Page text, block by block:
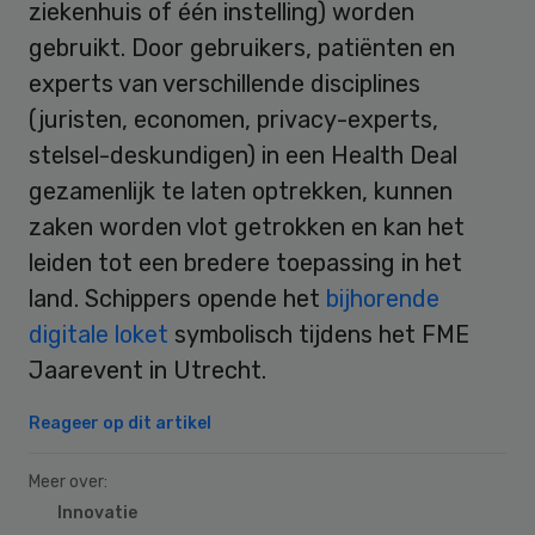
ziekenhuis of één instelling) worden
gebruikt. Door gebruikers, patiënten en
experts van verschillende disciplines
(juristen, economen, privacy-experts,
stelsel-deskundigen) in een Health Deal
gezamenlijk te laten optrekken, kunnen
zaken worden vlot getrokken en kan het
leiden tot een bredere toepassing in het
land. Schippers opende het bijhorende
digitale loket symbolisch tijdens het FME
Jaarevent in Utrecht.
Reageer op dit artikel
Meer over:
Innovatie